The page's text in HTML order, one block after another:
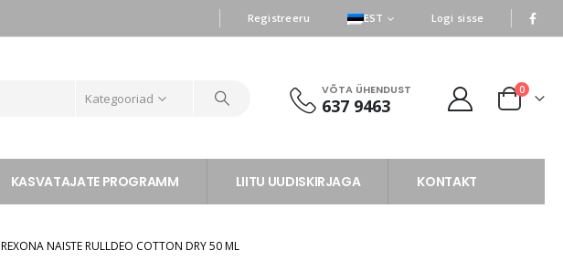
Registreeru EST Logi sisse
Kategooriad
VÕTA ÜHENDUST
637 9463
0
KASVATAJATE PROGRAMM LIITU UUDISKIRJAGA KONTAKT
REXONA NAISTE RULLDEO COTTON DRY 50 ML